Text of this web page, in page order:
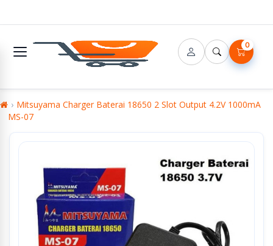
0
Mitsuyama Charger Baterai 18650 2 Slot Output 4.2V 1000mA
MS-07